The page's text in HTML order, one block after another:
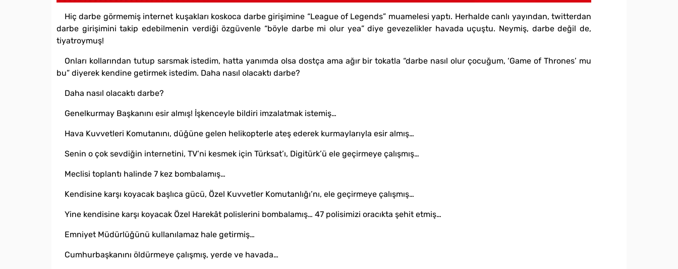
Hiç darbe görmemiş internet kuşakları koskoca darbe girişimine “League of Legends” muamelesi yaptı. Herhalde canlı yayından, twitterdan
darbe girişimini takip edebilmenin verdiği özgüvenle “böyle darbe mi olur yea” diye gevezelikler havada uçuştu. Neymiş, darbe değil de,
tiyatroymuş!
Onları kollarından tutup sarsmak istedim, hatta yanımda olsa dostça ama ağır bir tokatla “darbe nasıl olur çocuğum, ‘Game of Thrones’ mu
bu” diyerek kendine getirmek istedim. Daha nasıl olacaktı darbe?
Daha nasıl olacaktı darbe?
Genelkurmay Başkanını esir almış! İşkenceyle bildiri imzalatmak istemiş…
Hava Kuvvetleri Komutanını, düğüne gelen helikopterle ateş ederek kurmaylarıyla esir almış…
Senin o çok sevdiğin internetini, TV’ni kesmek için Türksat’ı, Digitürk’ü ele geçirmeye çalışmış…
Meclisi toplantı halinde 7 kez bombalamış…
Kendisine karşı koyacak başlıca gücü, Özel Kuvvetler Komutanlığı’nı, ele geçirmeye çalışmış…
Yine kendisine karşı koyacak Özel Harekât polislerini bombalamış… 47 polisimizi oracıkta şehit etmiş…
Emniyet Müdürlüğünü kullanılamaz hale getirmiş…
Cumhurbaşkanını öldürmeye çalışmış, yerde ve havada…